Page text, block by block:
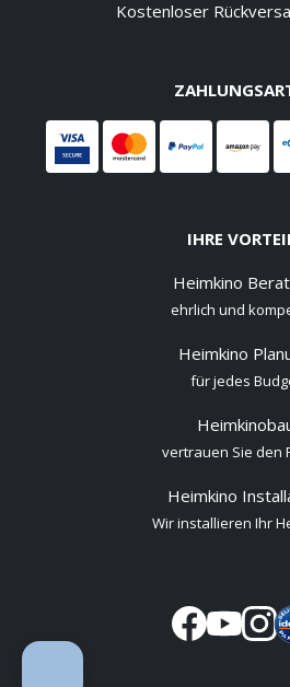
Kostenloser
IHRE
Heimkino
ehrlich und
Heimkino
für jedes
vertrauen Sie den
Heimkino
Wir installieren Ihr